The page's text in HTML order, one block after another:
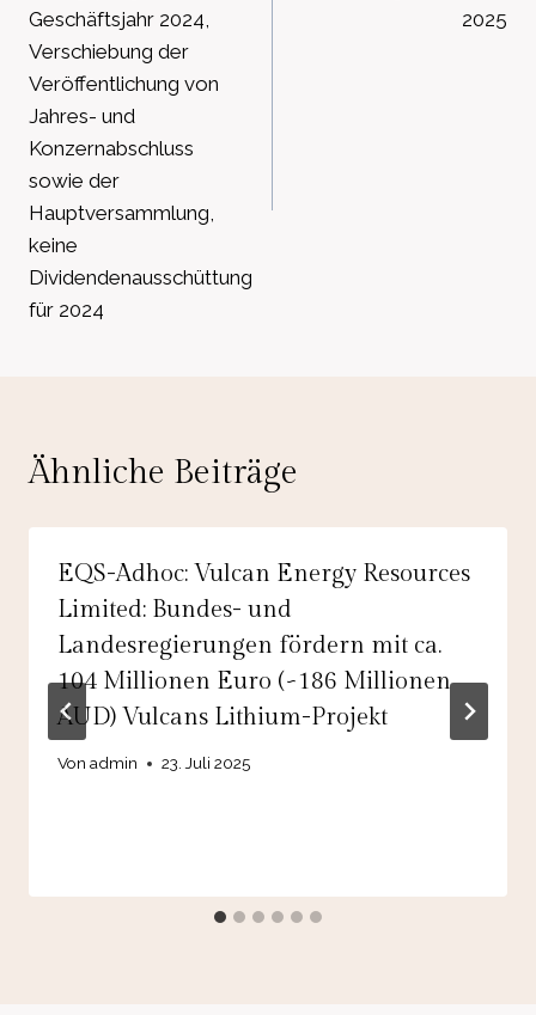
Geschäftsjahr 2024,
Verschiebung der
Veröffentlichung von
Jahres- und
Konzernabschluss
sowie der
Hauptversammlung,
keine
Dividendenausschüttung
für 2024
2025
Ähnliche Beiträge
EQS-Adhoc: Vulcan Energy Resources
Limited: Bundes- und
Landesregierungen fördern mit ca.
104 Millionen Euro (~186 Millionen
AUD) Vulcans Lithium-Projekt
Von admin 23. Juli 2025